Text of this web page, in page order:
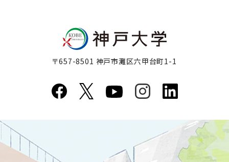
〒657-8501 神戸市灘区六甲台町1-1